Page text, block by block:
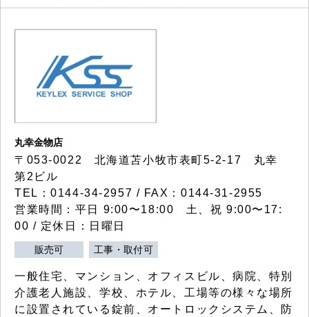
丸幸金物店
〒053-0022 北海道苫小牧市表町5-2-17 丸幸
第2ビル
TEL：0144-34-2957 / FAX：0144-31-2955
営業時間：平日 9:00〜18:00 土、祝 9:00〜17:
00 / 定休日：日曜日
販売可 工事・取付可
一般住宅、マンション、オフィスビル、病院、特別
介護老人施設、学校、ホテル、工場等の様々な場所
に設置されている錠前、オートロックシステム、防